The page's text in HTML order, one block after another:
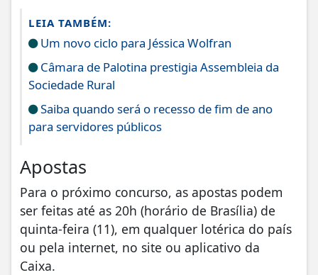
LEIA TAMBÉM:
Um novo ciclo para Jéssica Wolfran
Câmara de Palotina prestigia Assembleia da
Sociedade Rural
Saiba quando será o recesso de fim de ano
para servidores públicos
Apostas
Para o próximo concurso, as apostas podem
ser feitas até as 20h (horário de Brasília) de
quinta-feira (11), em qualquer lotérica do país
ou pela internet, no site ou aplicativo da
Caixa.